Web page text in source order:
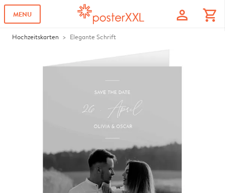
MENU profile shopping_cart
Hochzeitskarten Elegante Schrift